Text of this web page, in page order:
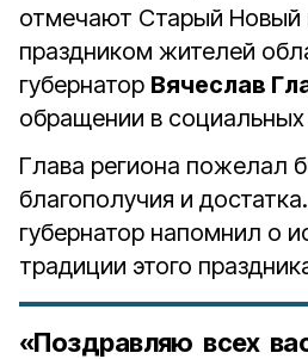
отмечают Старый Новый
праздником жителей
губернатор Вячеслав
обращении в социальных
Глава региона пожелал
благополучия и
губернатор напомнил о
традиции этого
«Поздравляю всех